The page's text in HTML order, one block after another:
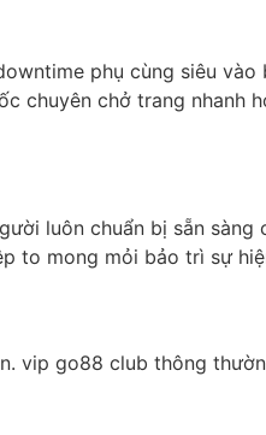
phụ cùng siêu vào
chuyên chở trang nhanh
luôn chuẩn bị sẵn sàng
to mong mỏi bảo trì sự
vip go88 club thông